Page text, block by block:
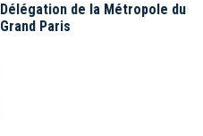
Délégation de la Métropole du
Grand Paris